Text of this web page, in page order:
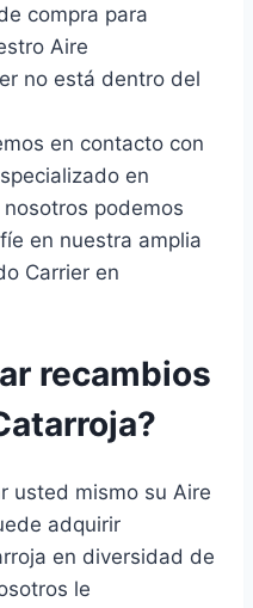
compra para
Aire
no está dentro del
en contacto con
en
podemos
en nuestra amplia
Carrier en
recambios
usted mismo su Aire
adquirir
en diversidad de
le